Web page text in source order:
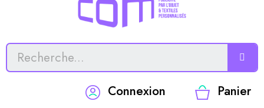
Connexion
Panier